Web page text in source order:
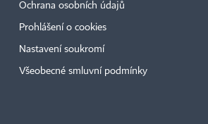
Ochrana osobních údajů
Prohlášení o cookies
Nastavení soukromí
Všeobecné smluvní podmínky